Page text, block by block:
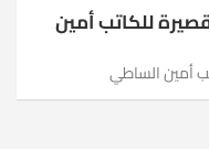
للكاتب أمين
أمين الساطي